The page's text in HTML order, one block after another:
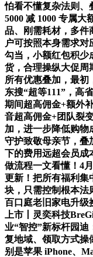
怕看不懂复杂法则、
5000 减 1000 专属大
品、刚需耗材，多件
户可按照本身需求
勾当，小额红包积少
货，合理操纵大促周
所有优惠叠加，最初
东搜“超等111”，高
期间超高佣金+额外
音超高佣金+团队裂
加，进一步降低购物
守护致敬母亲节，叠
下的费用远超会员成
做流程一文看懂！4
更新！把所有福利集
块，只需控制根本法
百口庭老旧家电升级
上市丨灵奕科技
业“智控”新标杆园
复地域、领取方式操
别是苹果 iPhone、